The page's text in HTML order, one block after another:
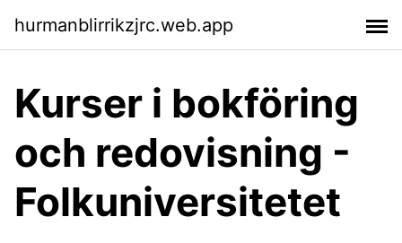
hurmanblirrikzjrc.web.app
Kurser i bokföring
och redovisning -
Folkuniversitetet